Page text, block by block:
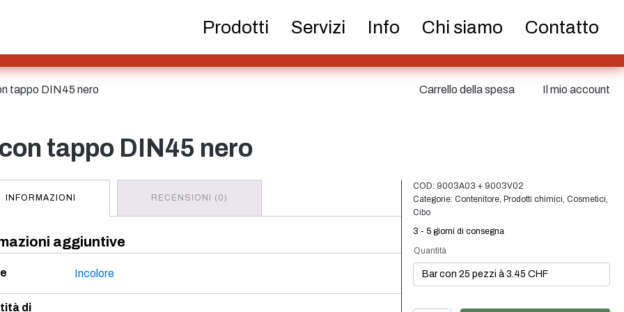
Prodotti
riempimento a caldo
Cibo Sostenibile
Chiusure
champagne
Servizi Info Chi siamo Contatto
tappo DIN45 nero Carrello della spesa Il mio account
tappo DIN45 nero
INFORMAZIONI RECENSIONI (0)
aggiuntive
Incolore
di
COD: 9003A03 + 9003V02
Categorie: Contenitore, Prodotti chimici, Cosmetici,
Cibo
3 - 5 giorni di consegna
Quantità